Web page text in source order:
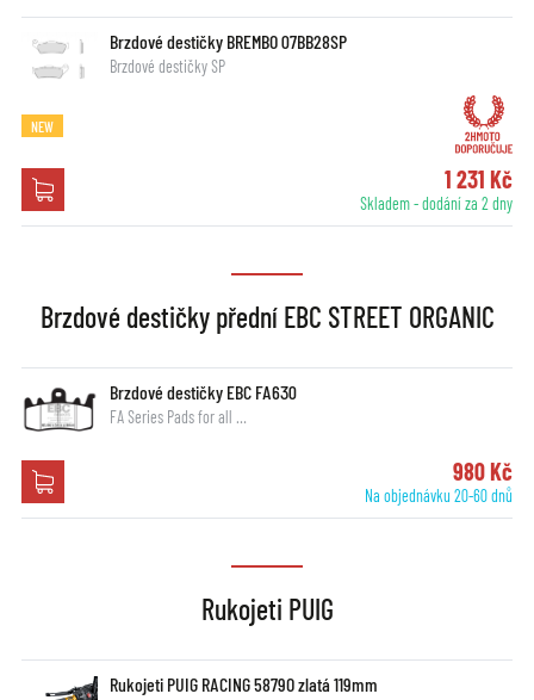
Brzdové destičky BREMBO 07BB28SP
Brzdové destičky SP
NEW
1 231 Kč
Skladem - dodání za 2 dny
Brzdové destičky přední EBC STREET ORGANIC
Brzdové destičky EBC FA630
FA Series Pads for all …
980 Kč
Na objednávku 20-60 dnů
Rukojeti PUIG
Rukojeti PUIG RACING 5879O zlatá 119mm